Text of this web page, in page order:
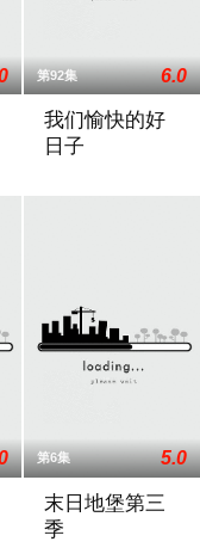
硕,박성현
第92集 6.0
我们愉快的好
日子
본격 컴백 활동에 나
第6集 5.0
末日地堡第三
季